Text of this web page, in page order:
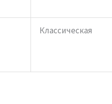
Классическая